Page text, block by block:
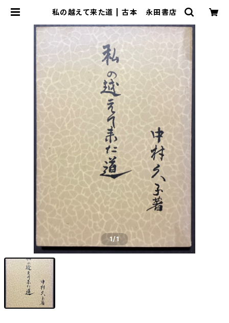
私の越えて来た道 | 古本 永田書店
1/1